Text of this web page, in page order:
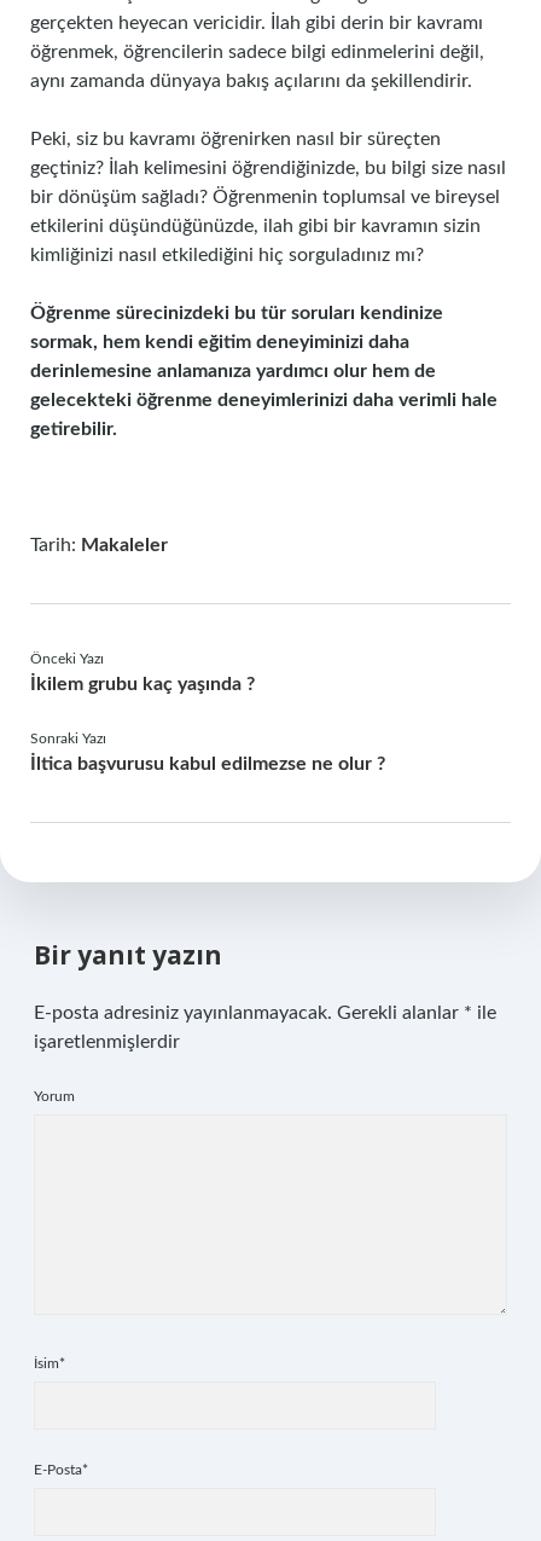
gerçekten heyecan vericidir. İlah gibi derin bir kavramı
öğrenmek, öğrencilerin sadece bilgi edinmelerini değil,
aynı zamanda dünyaya bakış açılarını da şekillendirir.
Peki, siz bu kavramı öğrenirken nasıl bir süreçten
geçtiniz? İlah kelimesini öğrendiğinizde, bu bilgi size nasıl
bir dönüşüm sağladı? Öğrenmenin toplumsal ve bireysel
etkilerini düşündüğünüzde, ilah gibi bir kavramın sizin
kimliğinizi nasıl etkilediğini hiç sorguladınız mı?
Öğrenme sürecinizdeki bu tür soruları kendinize
sormak, hem kendi eğitim deneyiminizi daha
derinlemesine anlamanıza yardımcı olur hem de
gelecekteki öğrenme deneyimlerinizi daha verimli hale
getirebilir.
Tarih: Makaleler
Önceki Yazı
İkilem grubu kaç yaşında ?
Sonraki Yazı
İltica başvurusu kabul edilmezse ne olur ?
Bir yanıt yazın
E-posta adresiniz yayınlanmayacak. Gerekli alanlar * ile
işaretlenmişlerdir
Yorum
İsim*
E-Posta*